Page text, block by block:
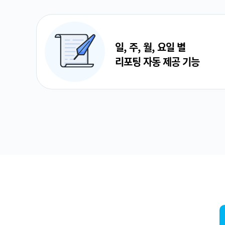
일, 주, 월, 요일 별
리포팅 자동 제공 기능